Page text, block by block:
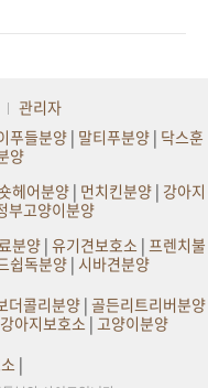
관리자
푸들분양 | 말티푸분양 | 닥스훈
양
헤어분양| 먼치킨분양| 강아지
부고양이분양
분양| 유기견보호소| 프렌치불
쉽독분양 | 시바견분양
더콜리분양| 골든리트리버분양
아지보호소| 고양이분양
|